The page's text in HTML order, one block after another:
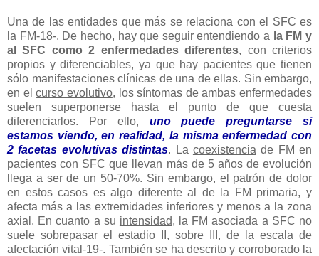
Una de las entidades que más se relaciona con el SFC es
la FM-18-. De hecho, hay que seguir entendiendo a la FM y
al SFC como 2 enfermedades diferentes, con criterios
propios y diferenciables, ya que hay pacientes que tienen
sólo manifestaciones clínicas de una de ellas. Sin embargo,
en elcurso evolutivo, los síntomas de ambas enfermedades
suelen superponerse hasta el punto de que cuesta
diferenciarlos. Por ello, uno puede preguntarse si
estamos viendo, en realidad, la misma enfermedad con
2 facetas evolutivas distintas. La coexistencia de FM en
pacientes con SFC que llevan más de 5 años de evolución
llega a ser de un 50-70%. Sin embargo, el patrón de dolor
en estos casos es algo diferente al de la FM primaria, y
afecta más a las extremidades inferiores y menos a la zona
axial. En cuanto a su intensidad, la FM asociada a SFC no
suele sobrepasar el estadio II, sobre III, de la escala de
afectación vital-19-. También se ha descrito y corroborado la